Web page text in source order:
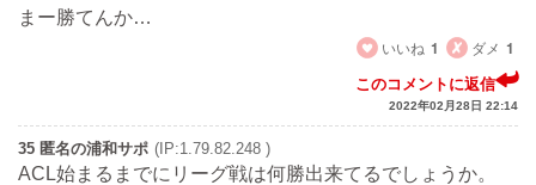
まー勝てんか…
いいね 1 ダメ 1
このコメントに返信
2022年02月28日 22:14
35 匿名の浦和サポ (IP:1.79.82.248 )
ACL始まるまでにリーグ戦は何勝出来てるでしょうか。